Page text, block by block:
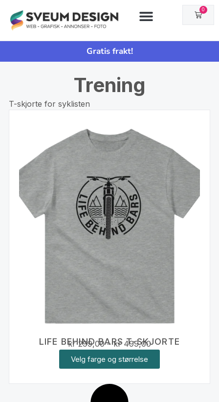
0
Gratis frakt!
Trening
T-skjorte for syklisten
LIFE BEHIND BARS T-SKJORTE
kr299,00 – kr499,00
Velg farge og størrelse